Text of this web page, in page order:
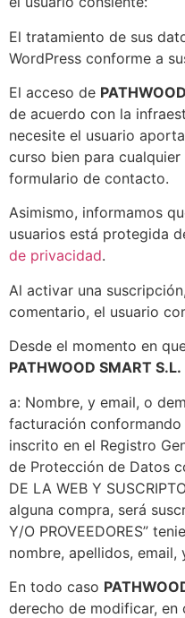
El tratamiento de sus
WordPress conforme a
El acceso de
de acuerdo con la
necesite el usuario
curso bien para
formulario de contacto.
Asimismo, informamos
usuarios está protegida
de privacidad.
Al activar una
comentario, el usuario
Desde el momento en
PATHWOOD SMART S.L.
a: Nombre, y email, o
facturación
inscrito en el Registro
de Protección de Datos
DE LA WEB Y
alguna compra, será
Y/O PROVEEDORES”
nombre, apellidos,
En todo caso
derecho de modificar, en